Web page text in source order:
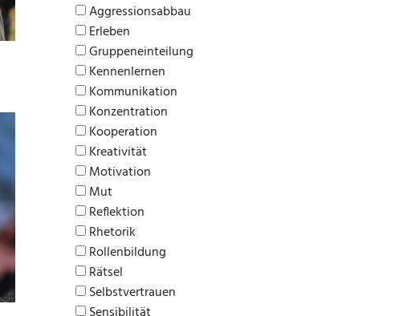
Aggressionsabbau
Erleben
Gruppeneinteilung
Kennenlernen
Kommunikation
Konzentration
Kooperation
Kreativität
Motivation
Mut
Reflektion
Rhetorik
Rollenbildung
Rätsel
Selbstvertrauen